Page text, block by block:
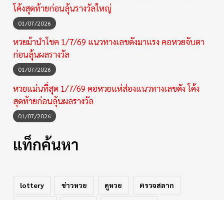
โค้งสุดท้ายก่อนลุ้นรางวัลใหญ่
01/07/2026
หวยม้านำโชค 1/7/69 แนวทางเลขดังมาแรง คอหวยจับตา
ก่อนลุ้นผลรางวัล
01/07/2026
หวยแม่นที่สุด 1/7/69 คอหวยแห่ส่องแนวทางเลขดัง โค้ง
สุดท้ายก่อนลุ้นผลรางวัล
01/07/2026
แท็กค้นหา
lottery ข่าวหวย ดูหวย ตรวจสลาก